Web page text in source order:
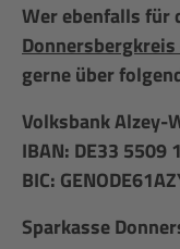
Wer ebenfalls für
Donnersbergkreis
gerne über
Volksbank Alzey-
IBAN: DE33 5509
BIC:
Sparkasse